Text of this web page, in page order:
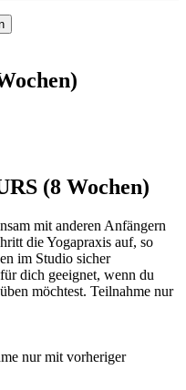
(8 Wochen)
mit anderen Anfängern
die Yogapraxis auf, so
im Studio sicher
dich geeignet, wenn du
möchtest. Teilnahme nur
nur mit vorheriger